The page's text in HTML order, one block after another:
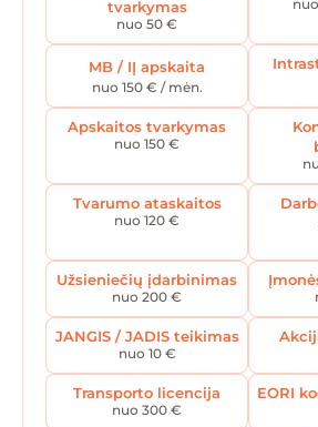
faktiškai išdirbtas dienas ar
mėnesio pabaigos.
tvarkymas
nuo 50 €
MB / IĮ apskaita
nuo 150 € / mėn.
Apskaitos tvarkymas
nuo 150 €
Tvarumo ataskaitos
nuo 120 €
Užsieniečių įdarbinimas
nuo 200 €
JANGIS / JADIS teikimas
nuo 10 €
Transporto licencija
nuo 300 €
EORI